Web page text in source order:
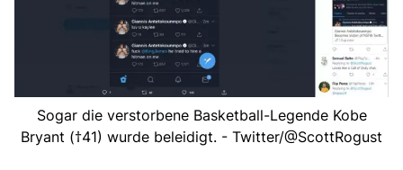
Sogar die verstorbene Basketball-Legende Kobe
Bryant (†41) wurde beleidigt. - Twitter/@ScottRogust